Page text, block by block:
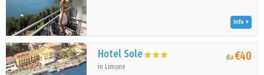
Info
Hotel Sole
in Limone
da€40